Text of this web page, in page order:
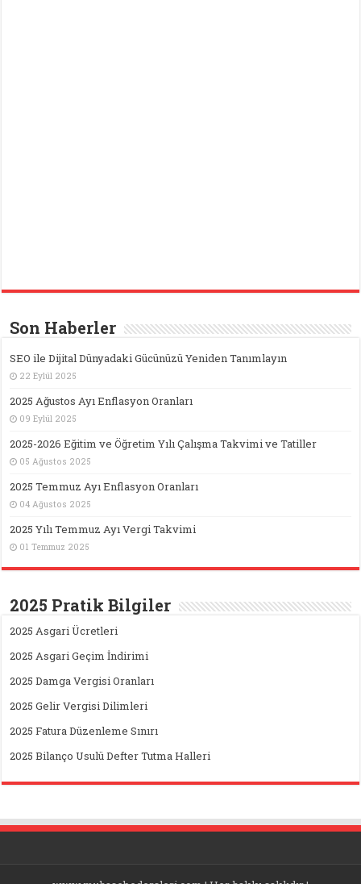
Son Haberler
SEO ile Dijital Dünyadaki Gücünüzü Yeniden Tanımlayın
22 Eylül 2025
2025 Ağustos Ayı Enflasyon Oranları
09 Eylül 2025
2025-2026 Eğitim ve Öğretim Yılı Çalışma Takvimi ve Tatiller
05 Ağustos 2025
2025 Temmuz Ayı Enflasyon Oranları
04 Ağustos 2025
2025 Yılı Temmuz Ayı Vergi Takvimi
01 Temmuz 2025
2025 Pratik Bilgiler
2025 Asgari Ücretleri
2025 Asgari Geçim İndirimi
2025 Damga Vergisi Oranları
2025 Gelir Vergisi Dilimleri
2025 Fatura Düzenleme Sınırı
2025 Bilanço Usulü Defter Tutma Halleri